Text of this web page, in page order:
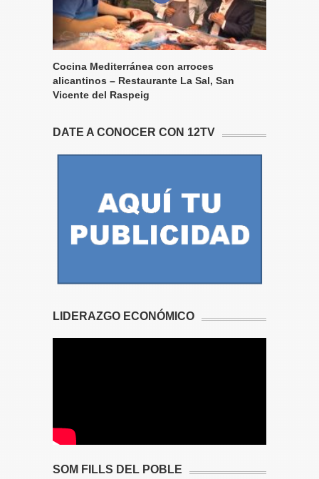
Cocina Mediterránea con arroces
alicantinos – Restaurante La Sal, San
Vicente del Raspeig
DATE A CONOCER CON 12TV
LIDERAZGO ECONÓMICO
SOM FILLS DEL POBLE